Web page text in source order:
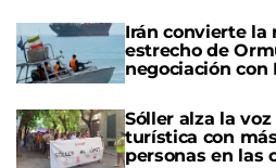
Irán convierte la
estrecho de
negociación con
Sóller alza la
turística con
personas en las